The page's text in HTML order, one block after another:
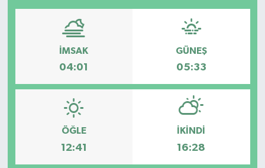
İMSAK
04:01
GÜNEŞ
05:33
ÖĞLE
12:41
İKINDI
16:28
KÜLTÜR SANAT